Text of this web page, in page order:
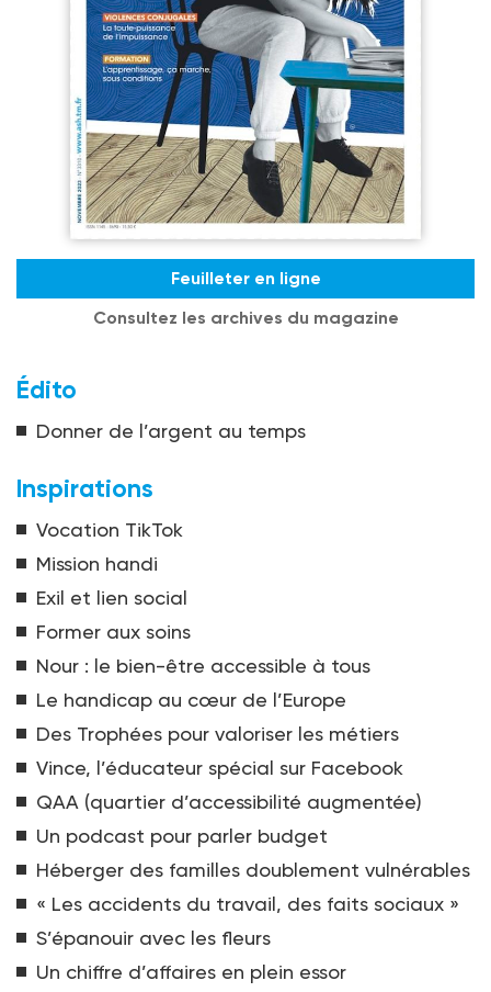
Feuilleter en ligne
Consultez les archives du magazine
Édito
Donner de l’argent au temps
Inspirations
Vocation TikTok
Mission handi
Exil et lien social
Former aux soins
Nour : le bien-être accessible à tous
Le handicap au cœur de l’Europe
Des Trophées pour valoriser les métiers
Vince, l’éducateur spécial sur Facebook
QAA (quartier d’accessibilité augmentée)
Un podcast pour parler budget
Héberger des familles doublement vulnérables
« Les accidents du travail, des faits sociaux »
S’épanouir avec les fleurs
Un chiffre d’affaires en plein essor